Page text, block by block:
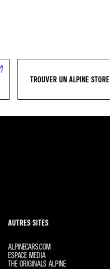
TROUVER UN ALPINE STORE
AUTRES SITES
ALPINECARS.COM
ESPACE MEDIA
THE ORIGINALS ALPINE